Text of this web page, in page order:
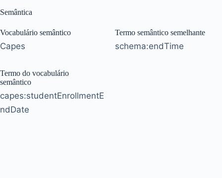
Semântica
Vocabulário semântico
Capes
Termo do vocabulário
semântico
capes:studentEnrollmentE
ndDate
Termo semântico semelhante
schema:endTime